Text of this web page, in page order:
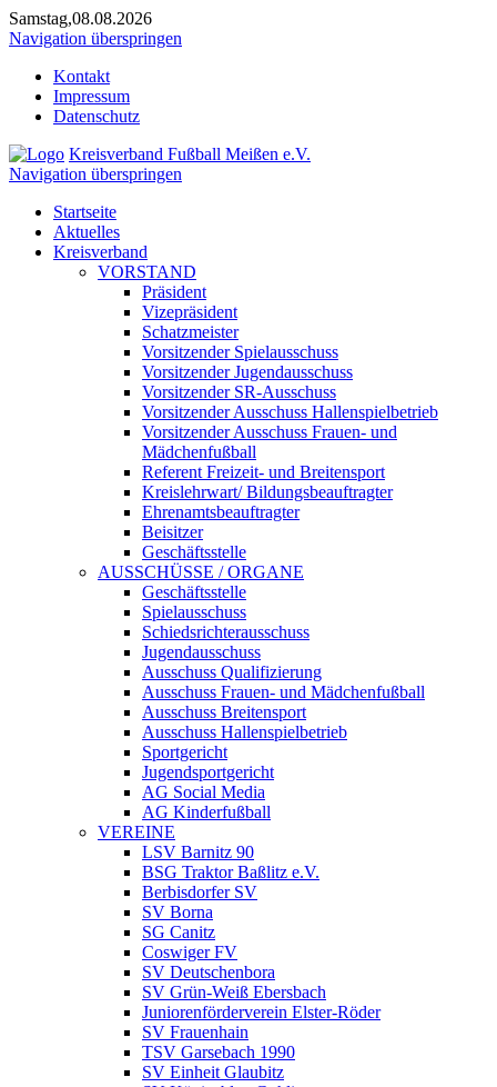
Samstag,08.08.2026
Navigation überspringen
Kontakt
Impressum
Datenschutz
Kreisverband Fußball Meißen e.V.
Navigation überspringen
Startseite
Aktuelles
Kreisverband
VORSTAND
Präsident
Vizepräsident
Schatzmeister
Vorsitzender Spielausschuss
Vorsitzender Jugendausschuss
Vorsitzender SR-Ausschuss
Vorsitzender Ausschuss Hallenspielbetrieb
Vorsitzender Ausschuss Frauen- und
Mädchenfußball
Referent Freizeit- und Breitensport
Kreislehrwart/ Bildungsbeauftragter
Ehrenamtsbeauftragter
Beisitzer
Geschäftsstelle
AUSSCHÜSSE / ORGANE
Geschäftsstelle
Spielausschuss
Schiedsrichterausschuss
Jugendausschuss
Ausschuss Qualifizierung
Ausschuss Frauen- und Mädchenfußball
Ausschuss Breitensport
Ausschuss Hallenspielbetrieb
Sportgericht
Jugendsportgericht
AG Social Media
AG Kinderfußball
VEREINE
LSV Barnitz 90
BSG Traktor Baßlitz e.V.
Berbisdorfer SV
SV Borna
SG Canitz
Coswiger FV
SV Deutschenbora
SV Grün-Weiß Ebersbach
Juniorenförderverein Elster-Röder
SV Frauenhain
TSV Garsebach 1990
SV Einheit Glaubitz